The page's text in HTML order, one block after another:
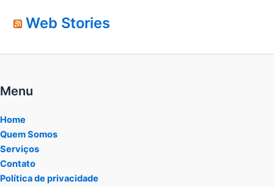
Web Stories
Menu
Home
Quem Somos
Serviços
Contato
Política de privacidade